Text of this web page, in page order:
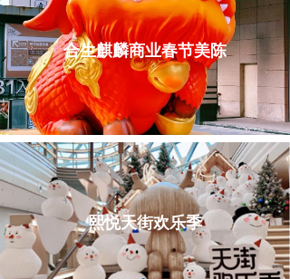
合生麒麟商业春节美陈
熙悦天街欢乐季